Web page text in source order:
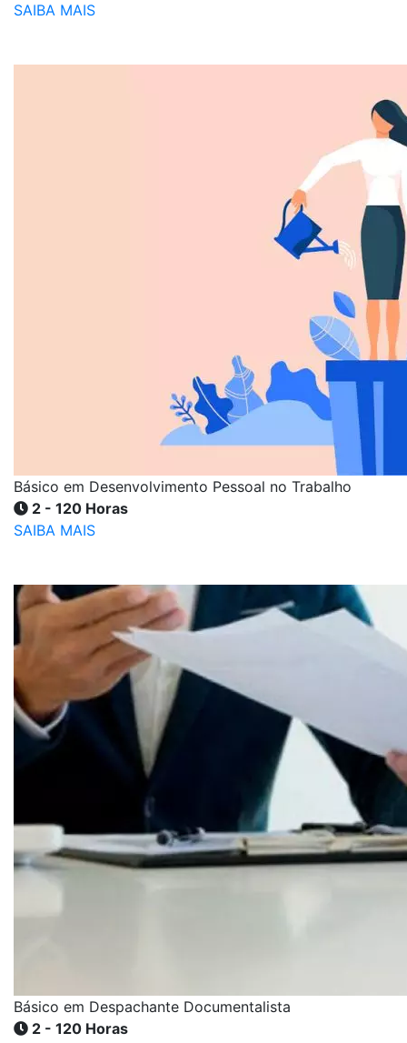
SAIBA MAIS
Básico em Desenvolvimento Pessoal no Trabalho
2 - 120 Horas
SAIBA MAIS
Básico em Despachante Documentalista
2 - 120 Horas